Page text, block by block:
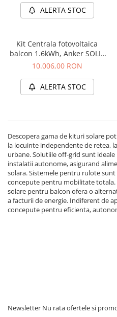
Convertoare DC - DC
Incarcatoare de retea
Acumulatori de stocare
Iluminat solar
Acumulatori Litiu
Acumulatori Gel
Acumulatori Moto
Electronice
Invertoare Tensiune
Roboti Pornire Auto
Anemometre
panouri 4 x 440W + sistem
prindere
ALERTA STOC
Kit Centrala fotovoltaica
balcon 1.6kWh, Anker SOLIX
Solarbank 2 E1600 Pro +
prindere
10.006,00 RON
ALERTA STOC
Descopera gama de kituri solare
la locuinte independente de retea,
urbane. Solutiile off-grid sunt
instalatii autonome, asigurand
solara. Sistemele pentru rulote
concepute pentru mobilitate
solare pentru balcon ofera o
a facturii de energie. Indiferent de
concepute pentru eficienta,
Newsletter Nu rata ofertele si